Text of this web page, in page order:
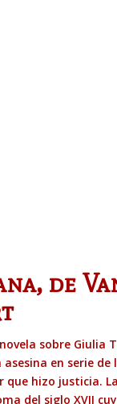
de
sobre Giulia
en serie
que hizo justicia.
del siglo XVII